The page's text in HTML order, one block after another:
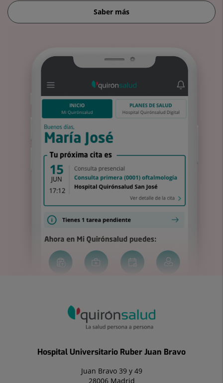
Saber más
Hospital Universitario Ruber Juan Bravo
Juan Bravo 39 y 49
28006 Madrid